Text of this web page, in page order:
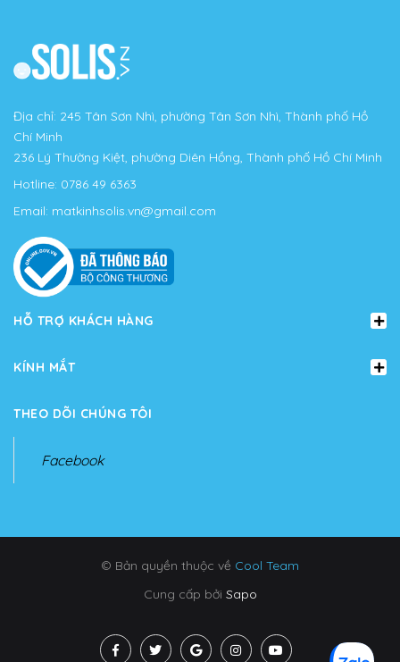
Địa chỉ: 245 Tân Sơn Nhì, phường Tân Sơn Nhì, Thành phố Hồ
Chí Minh
236 Lý Thường Kiệt, phường Diên Hồng, Thành phố Hồ Chí Minh
Hotline: 0786 49 6363
Email: matkinhsolis.vn@gmail.com
HỖ TRỢ KHÁCH HÀNG
KÍNH MẮT
THEO DÕI CHÚNG TÔI
Facebook
© Bản quyền thuộc về Cool Team
Cung cấp bởi Sapo